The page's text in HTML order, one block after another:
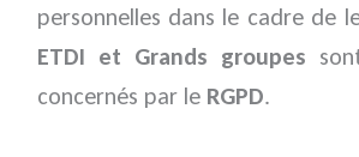
personnelles dans le cadre de
ETDI et Grands groupes
concernés par le RGPD.